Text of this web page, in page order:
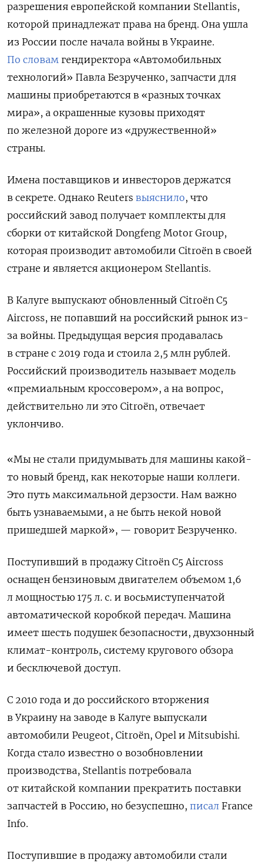
разрешения европейской компании Stellantis,
которой принадлежат права на бренд. Она ушла
из России после начала войны в Украине.
По словам гендиректора «Автомобильных
технологий» Павла Безрученко, запчасти для
машины приобретаются в «разных точках
мира», а окрашенные кузовы приходят
по железной дороге из «дружественной»
страны.
Имена поставщиков и инвесторов держатся
в секрете. Однако Reuters выяснило, что
российский завод получает комплекты для
сборки от китайской Dongfeng Motor Group,
которая производит автомобили Citroёn в своей
стране и является акционером Stellantis.
В Калуге выпускают обновленный Citroёn C5
Aircross, не попавший на российский рынок из-
за войны. Предыдущая версия продавалась
в стране с 2019 года и стоила 2,5 млн рублей.
Российский производитель называет модель
«премиальным кроссовером», а на вопрос,
действительно ли это Citroёn, отвечает
уклончиво.
«Мы не стали придумывать для машины какой-
то новый бренд, как некоторые наши коллеги.
Это путь максимальной дерзости. Нам важно
быть узнаваемыми, а не быть некой новой
пришедшей маркой», — говорит Безрученко.
Поступивший в продажу Citroёn C5 Aircross
оснащен бензиновым двигателем объемом 1,6
л мощностью 175 л. с. и восьмиступенчатой
автоматической коробкой передач. Машина
имеет шесть подушек безопасности, двухзонный
климат-контроль, систему кругового обзора
и бесключевой доступ.
С 2010 года и до российского вторжения
в Украину на заводе в Калуге выпускали
автомобили Peugeot, Citroёn, Opel и Mitsubishi.
Когда стало известно о возобновлении
производства, Stellantis потребовала
от китайской компании прекратить поставки
запчастей в Россию, но безуспешно, писал France
Info.
Поступившие в продажу автомобили стали